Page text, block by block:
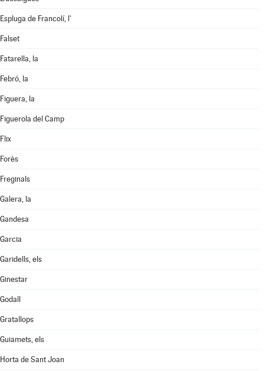
Espluga de Francolí, l'
Falset
Fatarella, la
Febró, la
Figuera, la
Figuerola del Camp
Flix
Forès
Freginals
Galera, la
Gandesa
Garcia
Garidells, els
Ginestar
Godall
Gratallops
Guiamets, els
Horta de Sant Joan